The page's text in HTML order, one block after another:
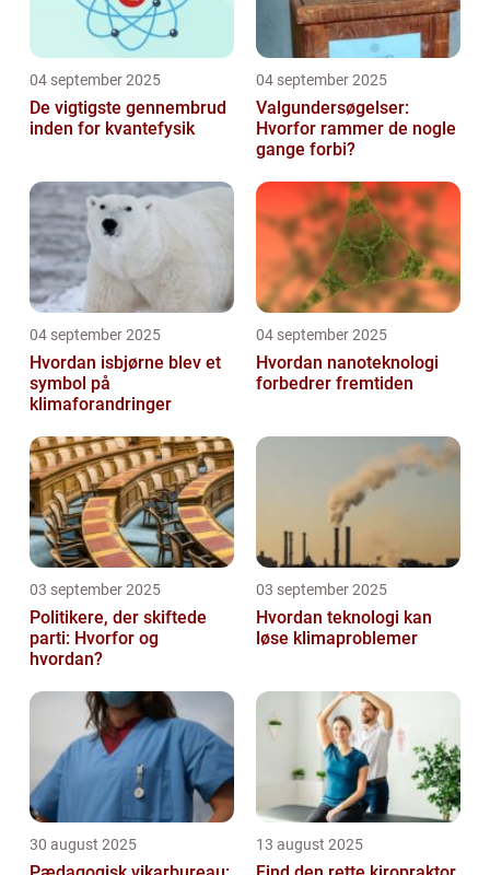
04 september 2025
De vigtigste gennembrud
inden for kvantefysik
04 september 2025
Valgundersøgelser:
Hvorfor rammer de nogle
gange forbi?
04 september 2025
Hvordan isbjørne blev et
symbol på
klimaforandringer
04 september 2025
Hvordan nanoteknologi
forbedrer fremtiden
03 september 2025
Politikere, der skiftede
parti: Hvorfor og
hvordan?
03 september 2025
Hvordan teknologi kan
løse klimaproblemer
30 august 2025 13 august 2025